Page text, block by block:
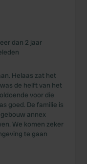
dan 2 jaar
Helaas zat het
de helft van het
voor die
goed. De familie is
annex
We komen zeker
te gaan